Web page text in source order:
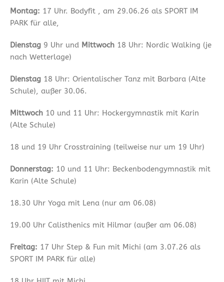
Montag: 17 Uhr. Bodyfit , am 29.06.26 als SPORT IM
PARK für alle,
Dienstag 9 Uhr und Mittwoch 18 Uhr: Nordic Walking (je
nach Wetterlage)
Dienstag 18 Uhr: Orientalischer Tanz mit Barbara (Alte
Schule), außer 30.06.
Mittwoch 10 und 11 Uhr: Hockergymnastik mit Karin
(Alte Schule)
18 und 19 Uhr Crosstraining (teilweise nur um 19 Uhr)
Donnerstag: 10 und 11 Uhr: Beckenbodengymnastik mit
Karin (Alte Schule)
18.30 Uhr Yoga mit Lena (nur am 06.08)
19.00 Uhr Calisthenics mit Hilmar (außer am 06.08)
Freitag: 17 Uhr Step & Fun mit Michi (am 3.07.26 als
SPORT IM PARK für alle)